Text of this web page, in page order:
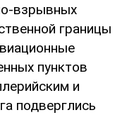
взрывных
границы
пунктов
и
подверглись